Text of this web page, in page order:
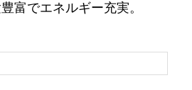
富でエネルギー充実。